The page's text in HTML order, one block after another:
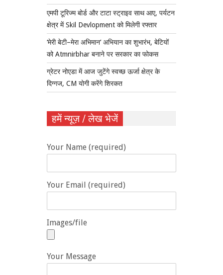
एमपी टूरिज्म बोर्ड और टाटा स्ट्राइव साथ आए, पर्यटन
क्षेत्र में Skil Devlopment को मिलेगी रफ्तार
‘मेरी बेटी–मेरा अभिमान’ अभियान का शुभारंभ, बेटियों
को Atmnirbhar बनाने पर सरकार का फोकस
ग्रेटर नोएडा में आज जुटेंगे स्वच्छ ऊर्जा क्षेत्र के
दिग्गज, CM योगी करेंगे शिरकत
हमें न्यूज़ / लेख भेजें
Your Name (required)
Your Email (required)
Images/file
Your Message